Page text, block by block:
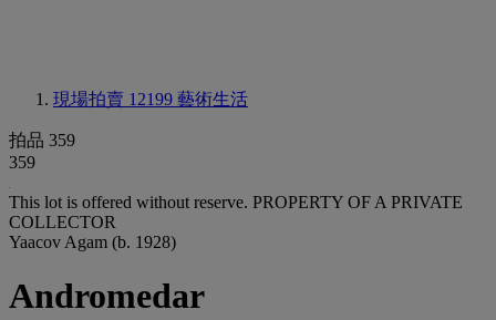
現場拍賣 12199 藝術生活
拍品 359
359
This lot is offered without reserve. PROPERTY OF A PRIVATE
COLLECTOR
Yaacov Agam (b. 1928)
Andromedar